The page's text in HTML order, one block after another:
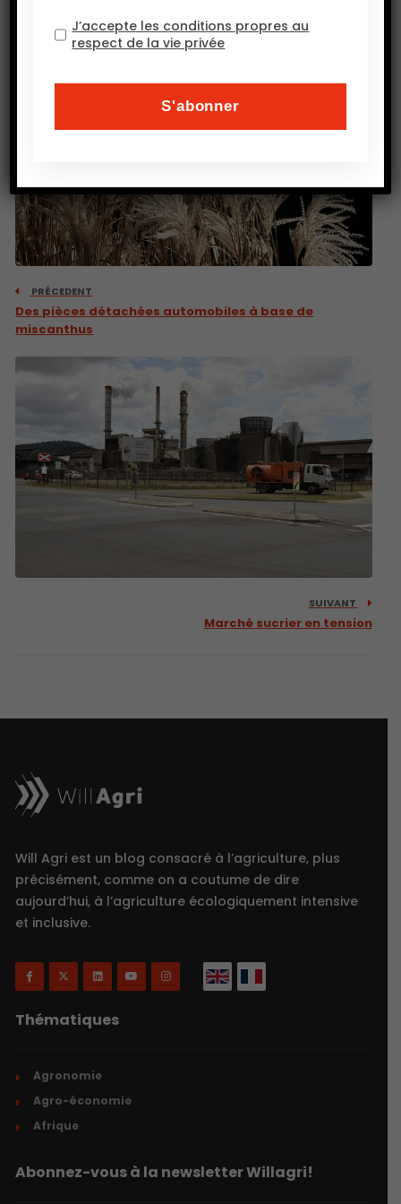
PRÉCEDENT
Des pièces détachées automobiles à base de
miscanthus
SUIVANT
Marché sucrier en tension
Will Agri est un blog consacré à l’agriculture, plus
précisément, comme on a coutume de dire
aujourd’hui, à l’agriculture écologiquement intensive
et inclusive.
Thématiques
Agronomie
Agro-économie
Afrique
Abonnez-vous à la newsletter Willagri!
J’accepte les conditions propres au
respect de la vie privée